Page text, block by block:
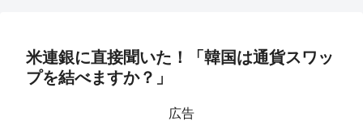
米連銀に直接聞いた！「韓国は通貨スワッ
プを結べますか？」
広告